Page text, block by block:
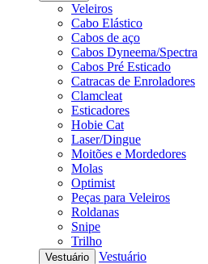
Veleiros
Cabo Elástico
Cabos de aço
Cabos Dyneema/Spectra
Cabos Pré Esticado
Catracas de Enroladores
Clamcleat
Esticadores
Hobie Cat
Laser/Dingue
Moitões e Mordedores
Molas
Optimist
Peças para Veleiros
Roldanas
Snipe
Trilho
Vestuário
Vestuário